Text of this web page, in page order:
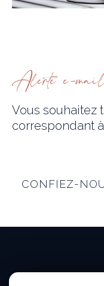
alerte e-
Vous souhaitez
correspondant
CONFIEZ-